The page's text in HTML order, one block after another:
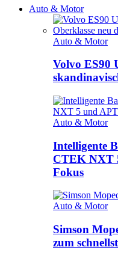
Auto & Motor
Auto & Motor
Volvo ES90
Auto & Motor
Intelligente
CTEK NXT
Fokus
Auto & Motor
Simson
zum